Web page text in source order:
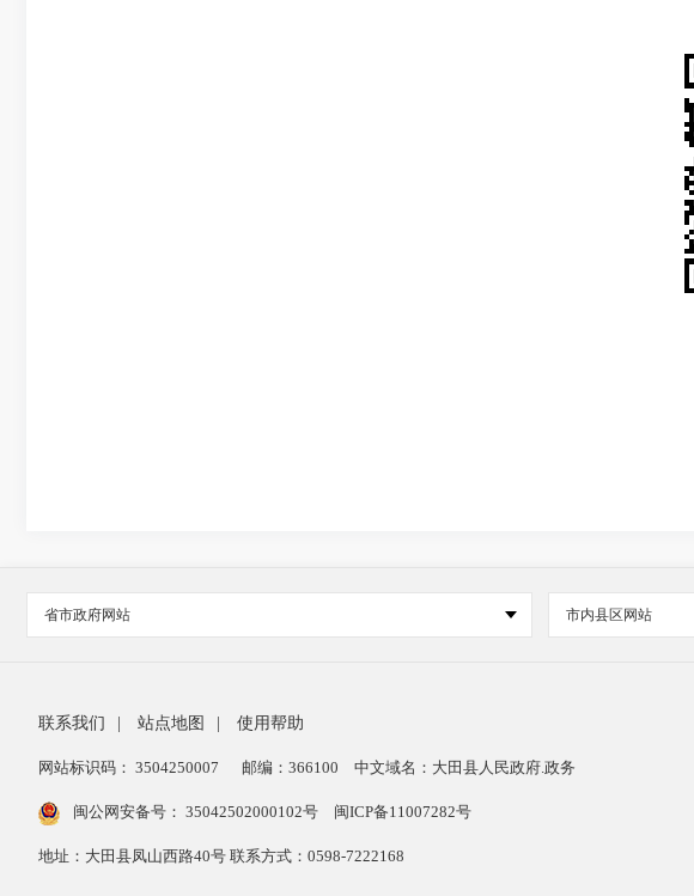
省市政府网站 市内县区网站
联系我们 站点地图 使用帮助
网站标识码： 3504250007 邮编：366100 中文域名：大田县人民政府.政务
闽公网安备号： 35042502000102号 闽ICP备11007282号
地址：大田县凤山西路40号 联系方式：0598-7222168